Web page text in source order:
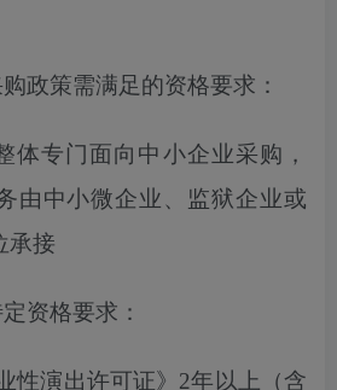
购政策需满足的资格要求：
体专门面向中小企业采购，
由中小微企业、监狱企业或
承接
资格要求：
性演出许可证》 2年以上（含